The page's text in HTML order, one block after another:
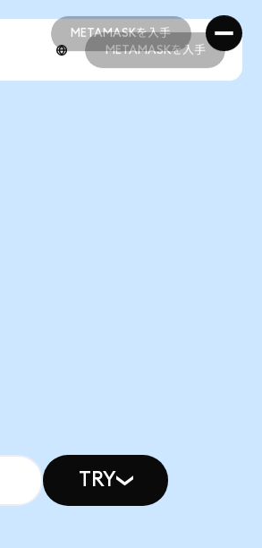
METAMASKを入手
METAMASKを入手
METAMASKを入手
TRY